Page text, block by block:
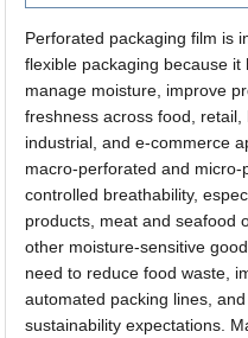
Perforated packaging film is
flexible packaging because
manage moisture, improve
freshness across food,
industrial, and e-commerce
macro-perforated and
controlled breathability,
products, meat and seafood
other moisture-sensitive
need to reduce food waste,
automated packing lines,
sustainability expectations.